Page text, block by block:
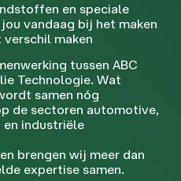
en speciale
vandaag bij het maken
verschil maken
tussen ABC
Technologie. Wat
samen nóg
de sectoren automotive,
en industriële
brengen wij meer dan
expertise samen.